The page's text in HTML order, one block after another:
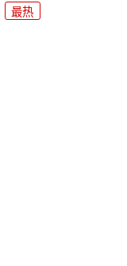
最热